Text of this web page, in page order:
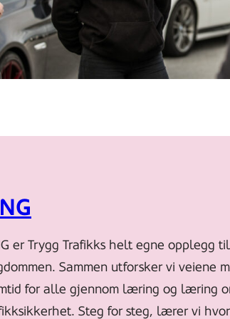
er Trygg Trafikks helt egne opplegg til
Sammen utforsker vi veiene
for alle gjennom læring og læring
Steg for steg, lærer vi